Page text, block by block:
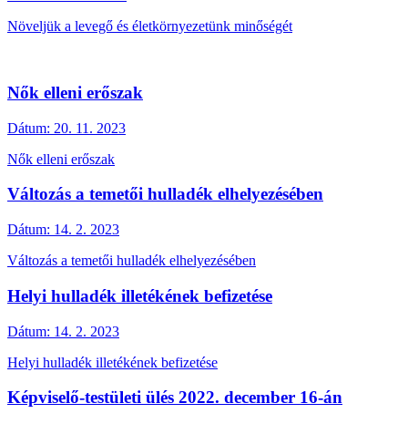
Növeljük a levegő és életkörnyezetünk minőségét
Nők elleni erőszak
Dátum: 20. 11. 2023
Nők elleni erőszak
Változás a temetői hulladék elhelyezésében
Dátum: 14. 2. 2023
Változás a temetői hulladék elhelyezésében
Helyi hulladék illetékének befizetése
Dátum: 14. 2. 2023
Helyi hulladék illetékének befizetése
Képviselő-testületi ülés 2022. december 16-án